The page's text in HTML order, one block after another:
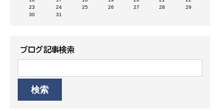
23
24 25 26 27 28
29
30
31
ブログ記事検索